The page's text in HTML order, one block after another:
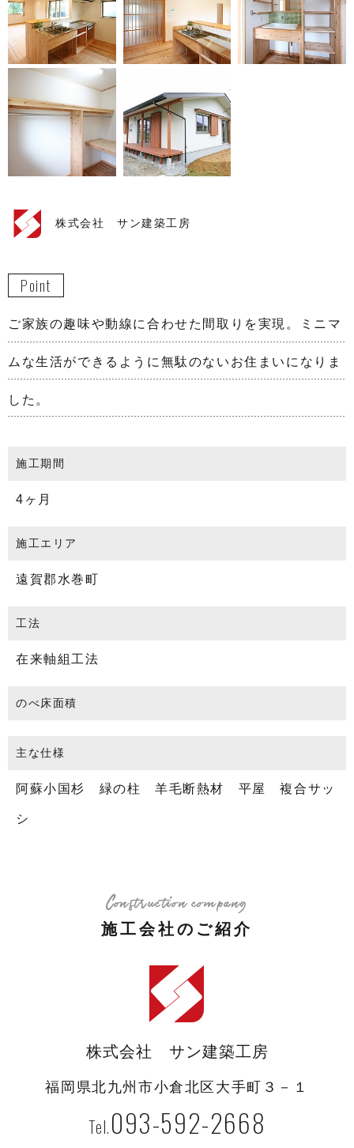
株式会社 サン建築工房
Point
ご家族の趣味や動線に合わせた間取りを実現。ミニマ
ムな生活ができるように無駄のないお住まいになりま
した。
施工期間
4ヶ月
施工エリア
遠賀郡水巻町
工法
在来軸組工法
のべ床面積
主な仕様
阿蘇小国杉 緑の柱 羊毛断熱材 平屋 複合サッ
シ
Construction company
施工会社のご紹介
株式会社 サン建築工房
福岡県北九州市小倉北区大手町３－１
093-592-2668